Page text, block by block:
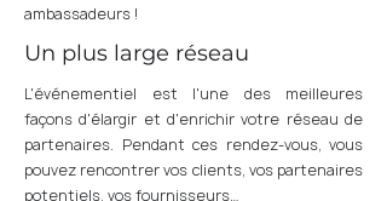
ambassadeurs !
Un plus large réseau
L'événementiel est l'une des meilleures
façons d'élargir et d'enrichir votre réseau de
partenaires. Pendant ces rendez-vous, vous
pouvez rencontrer vos clients, vos partenaires
potentiels, vos fournisseurs…